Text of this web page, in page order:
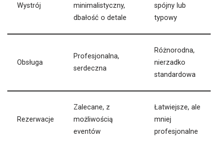
Wystrój
minimalistyczny,
dbałość o detale
spójny lub
typowy
Obsługa
Profesjonalna,
serdeczna
Różnorodna,
nierzadko
standardowa
Rezerwacje
Zalecane, z
możliwością
eventów
Łatwiejsze, ale
mniej
profesjonalne